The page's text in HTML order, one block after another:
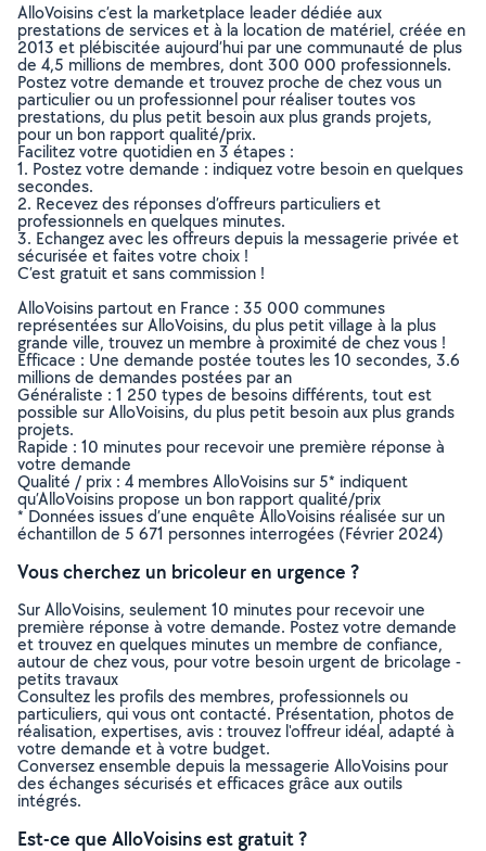
AlloVoisins c’est la marketplace leader dédiée aux
prestations de services et à la location de matériel, créée en
2013 et plébiscitée aujourd’hui par une communauté de plus
de 4,5 millions de membres, dont 300 000 professionnels.
Postez votre demande et trouvez proche de chez vous un
particulier ou un professionnel pour réaliser toutes vos
prestations, du plus petit besoin aux plus grands projets,
pour un bon rapport qualité/prix.
Facilitez votre quotidien en 3 étapes :
1. Postez votre demande : indiquez votre besoin en quelques
secondes.
2. Recevez des réponses d’offreurs particuliers et
professionnels en quelques minutes.
3. Echangez avec les offreurs depuis la messagerie privée et
sécurisée et faites votre choix !
C’est gratuit et sans commission !
AlloVoisins partout en France : 35 000 communes
représentées sur AlloVoisins, du plus petit village à la plus
grande ville, trouvez un membre à proximité de chez vous !
Efficace : Une demande postée toutes les 10 secondes, 3.6
millions de demandes postées par an
Généraliste : 1 250 types de besoins différents, tout est
possible sur AlloVoisins, du plus petit besoin aux plus grands
projets.
Rapide : 10 minutes pour recevoir une première réponse à
votre demande
Qualité / prix : 4 membres AlloVoisins sur 5* indiquent
qu’AlloVoisins propose un bon rapport qualité/prix
* Données issues d’une enquête AlloVoisins réalisée sur un
échantillon de 5 671 personnes interrogées (Février 2024)
Vous cherchez un bricoleur en urgence ?
Sur AlloVoisins, seulement 10 minutes pour recevoir une
première réponse à votre demande. Postez votre demande
et trouvez en quelques minutes un membre de confiance,
autour de chez vous, pour votre besoin urgent de bricolage -
petits travaux
Consultez les profils des membres, professionnels ou
particuliers, qui vous ont contacté. Présentation, photos de
réalisation, expertises, avis : trouvez l'offreur idéal, adapté à
votre demande et à votre budget.
Conversez ensemble depuis la messagerie AlloVoisins pour
des échanges sécurisés et efficaces grâce aux outils
intégrés.
Est-ce que AlloVoisins est gratuit ?